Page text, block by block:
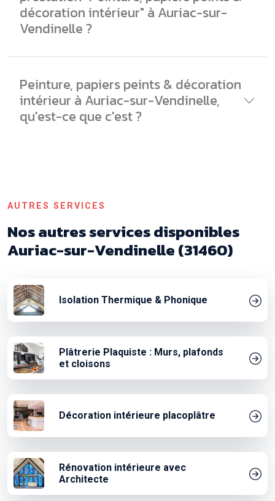
décoration intérieur" à Auriac-sur-
Vendinelle ?
Peinture, papiers peints & décoration
intérieur à Auriac-sur-Vendinelle,
qu'est-ce que c'est ?
AUTRES SERVICES
Nos autres services disponibles
Auriac-sur-Vendinelle (31460)
Isolation Thermique & Phonique
Plâtrerie Plaquiste : Murs, plafonds
et cloisons
Décoration intérieure placoplâtre
Rénovation intérieure avec
Architecte